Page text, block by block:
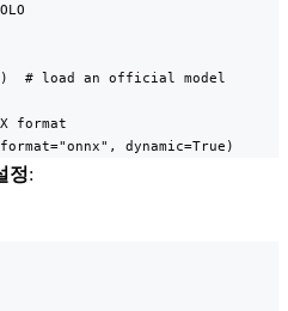
# load an official model
format
dynamic=True)
정: